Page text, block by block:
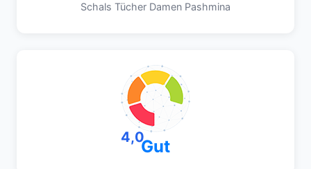
Schals Tücher Damen Pashmina
4,0Gut